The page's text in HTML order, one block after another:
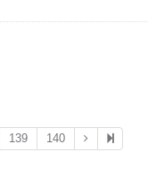
139 140